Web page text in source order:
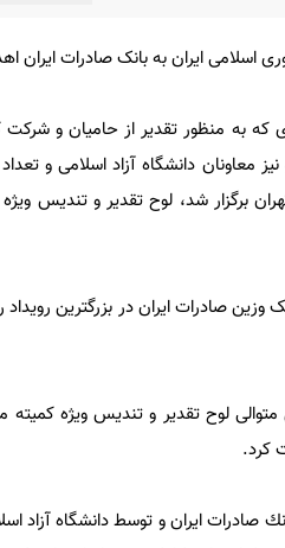
اسلامی ایران به بانک صادرات ایران
به منظور تقدیر از حامیان و شرکت‌
نیز معاونان دانشگاه آزاد اسلامی و
برگزار شد، لوح تقدیر و تندیس
صادرات ایران در بزرگترین رویداد
لوح تقدیر و تندیس ویژه کمیته
کرد.
هاوين ٢ كه با حمايت بانك صادرات ايران و توسط